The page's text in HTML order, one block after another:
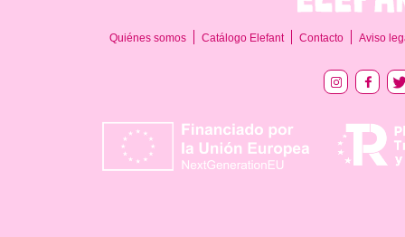
Quiénes somos Catálogo Elefant Contacto Aviso